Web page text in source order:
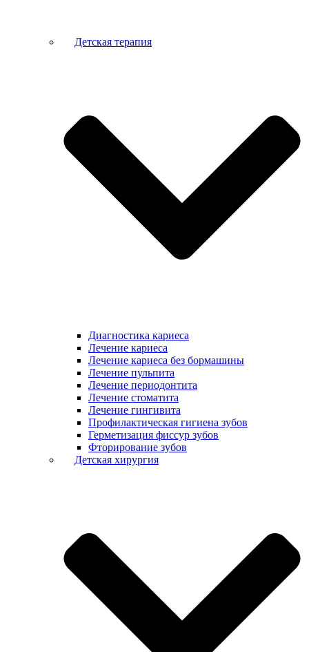
Детская терапия
Диагностика кариеса
Лечение кариеса
Лечение кариеса без бормашины
Лечение пульпита
Лечение периодонтита
Лечение стоматита
Лечение гингивита
Профилактическая гигиена зубов
Герметизация фиссур зубов
Фторирование зубов
Детская хирургия